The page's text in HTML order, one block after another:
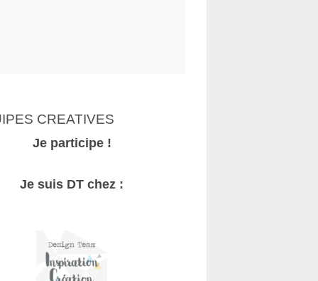
CREATIVES
Je participe !
Je suis DT chez :